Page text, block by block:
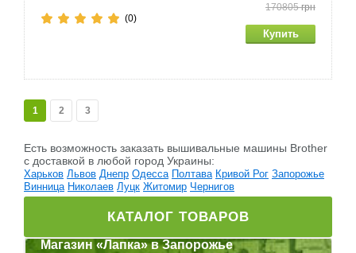
170805грн
(0)
1 2 3
Есть возможность заказать вышивальные машины Brother
c доставкой в любой город Украины:
Харьков Львов Днепр Одесса Полтава Кривой Рог Запорожье
Винница Николаев Луцк Житомир Чернигов
КАТАЛОГ ТОВАРОВ
Магазин «Лапка» в Запорожье